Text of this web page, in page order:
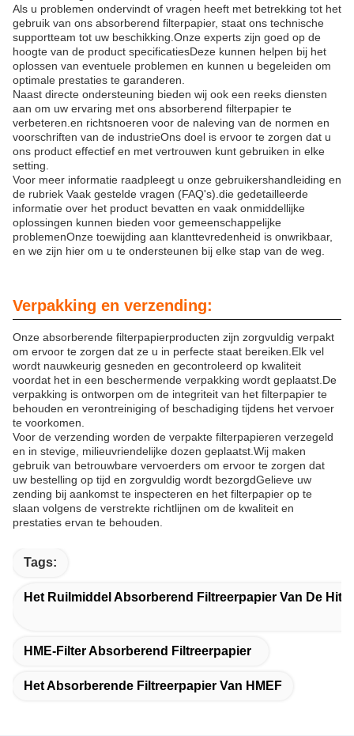
Als u problemen ondervindt of vragen heeft met betrekking tot het
gebruik van ons absorberend filterpapier, staat ons technische
supportteam tot uw beschikking.Onze experts zijn goed op de
hoogte van de product specificatiesDeze kunnen helpen bij het
oplossen van eventuele problemen en kunnen u begeleiden om
optimale prestaties te garanderen.
Naast directe ondersteuning bieden wij ook een reeks diensten
aan om uw ervaring met ons absorberend filterpapier te
verbeteren.en richtsnoeren voor de naleving van de normen en
voorschriften van de industrieOns doel is ervoor te zorgen dat u
ons product effectief en met vertrouwen kunt gebruiken in elke
setting.
Voor meer informatie raadpleegt u onze gebruikershandleiding en
de rubriek Vaak gestelde vragen (FAQ's).die gedetailleerde
informatie over het product bevatten en vaak onmiddellijke
oplossingen kunnen bieden voor gemeenschappelijke
problemenOnze toewijding aan klanttevredenheid is onwrikbaar,
en we zijn hier om u te ondersteunen bij elke stap van de weg.
Verpakking en verzending:
Onze absorberende filterpapierproducten zijn zorgvuldig verpakt
om ervoor te zorgen dat ze u in perfecte staat bereiken.Elk vel
wordt nauwkeurig gesneden en gecontroleerd op kwaliteit
voordat het in een beschermende verpakking wordt geplaatst.De
verpakking is ontworpen om de integriteit van het filterpapier te
behouden en verontreiniging of beschadiging tijdens het vervoer
te voorkomen.
Voor de verzending worden de verpakte filterpapieren verzegeld
en in stevige, milieuvriendelijke dozen geplaatst.Wij maken
gebruik van betrouwbare vervoerders om ervoor te zorgen dat
uw bestelling op tijd en zorgvuldig wordt bezorgdGelieve uw
zending bij aankomst te inspecteren en het filterpapier op te
slaan volgens de verstrekte richtlijnen om de kwaliteit en
prestaties ervan te behouden.
Tags:
Het Ruilmiddel Absorberend Filtreerpapier Van De
HME-Filter Absorberend Filtreerpapier
Het Absorberende Filtreerpapier Van HMEF